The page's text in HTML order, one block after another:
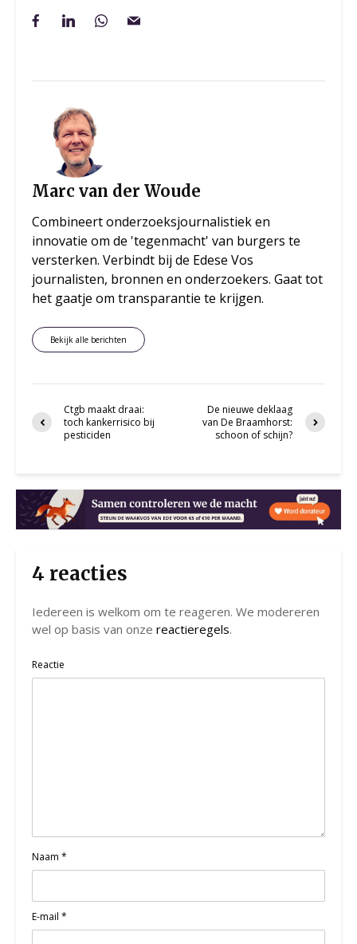
Marc van der Woude
Combineert onderzoeksjournalistiek en
innovatie om de 'tegenmacht' van burgers te
versterken. Verbindt bij de Edese Vos
journalisten, bronnen en onderzoekers. Gaat tot
het gaatje om transparantie te krijgen.
Bekijk alle berichten
Ctgb maakt draai:
toch kankerrisico bij
pesticiden
De nieuwe deklaag
van De Braamhorst:
schoon of schijn?
4 reacties
Iedereen is welkom om te reageren. We modereren
wel op basis van onze reactieregels.
Reactie
Naam *
E-mail *